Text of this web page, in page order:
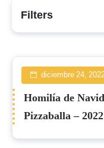
2022
Filters
diciembre 24,
Homilía de
Pizzaballa – 2022